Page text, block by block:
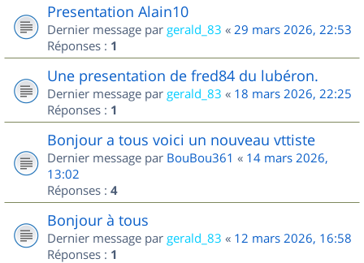
Presentation Alain10
Dernier message par gerald_83 « 29 mars 2026, 22:53
Réponses : 1
Une presentation de fred84 du lubéron.
Dernier message par gerald_83 « 18 mars 2026, 22:25
Réponses : 1
Bonjour a tous voici un nouveau vttiste
Dernier message par BouBou361 « 14 mars 2026,
13:02
Réponses : 4
Bonjour à tous
Dernier message par gerald_83 « 12 mars 2026, 16:58
Réponses : 1